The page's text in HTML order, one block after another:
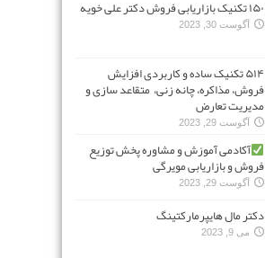
۱۵۰ تکنیک بازاریابی فروش دکتر علی خویه
آگوست 30, 2023
۵۱۴ تکنیک ساده و کاربردی افزایش
فروش، مذاکره، چانه زنی، متقاعد سازی و
مدیریت تعارض
آگوست 29, 2023
آکادمی آموزش و مشاوره پخش توزیع
فروش و بازاریابی مویرگی
آگوست 29, 2023
دکتر مال هایپرمارکتینگ
می 9, 2023